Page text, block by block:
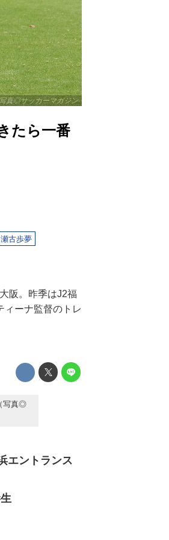
真◎サッカーマガジン
たら一番
瀬古歩夢
阪。昨季はJ2福
ィーナ監督のトレ
写真◎
エントランス